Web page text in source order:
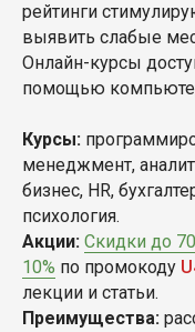
рейтинги
выявить слабые
Онлайн-курсы
помощью
Курсы:
менеджмент,
бизнес, HR,
психология.
Акции: Скидки до
10% по промокоду
лекции и статьи.
Преимущества: